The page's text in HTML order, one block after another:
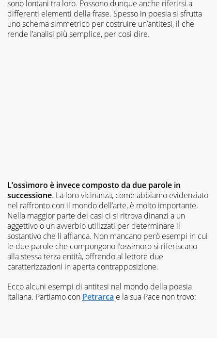
sono lontani tra loro. Possono dunque anche riferirsi a
differenti elementi della frase. Spesso in poesia si sfrutta
uno schema simmetrico per costruire un’antitesi, il che
rende l’analisi più semplice, per così dire.
L’ossimoro è invece composto da due parole in
successione. La loro vicinanza, come abbiamo evidenziato
nel raffronto con il mondo dell’arte, è molto importante.
Nella maggior parte dei casi ci si ritrova dinanzi a un
aggettivo o un avverbio utilizzati per determinare il
sostantivo che li affianca. Non mancano però esempi in cui
le due parole che compongono l’ossimoro si riferiscano
alla stessa terza entità, offrendo al lettore due
caratterizzazioni in aperta contrapposizione.
Ecco alcuni esempi di antitesi nel mondo della poesia
italiana. Partiamo con Petrarca e la sua Pace non trovo: